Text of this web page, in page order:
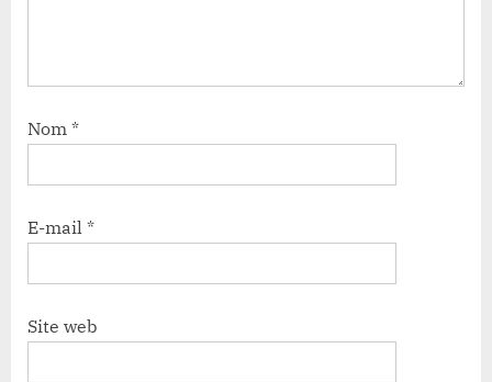
Nom *
E-mail *
Site web